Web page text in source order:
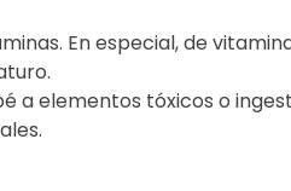
En especial, de
a elementos tóxicos o